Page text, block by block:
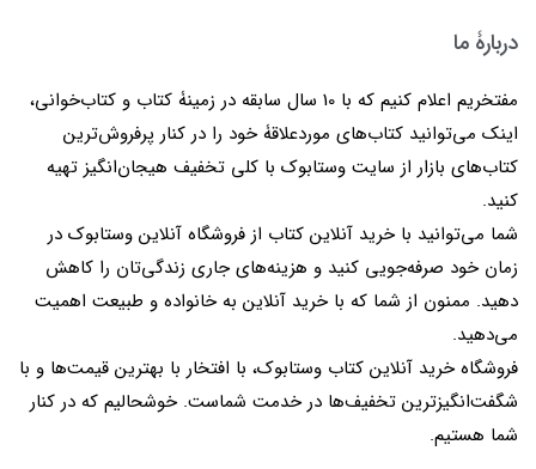
دربارۀ ما
مفتخریم اعلام کنیم که با 10 سال سابقه در زمینۀ کتاب و کتاب‌خوانی،
اینک می‌توانید کتاب‌های موردعلاقۀ خود را در کنار پرفروش‌ترین
کتاب‌های بازار از سایت وستابوک با کلی تخفیف هیجان‌انگیز تهیه
کنید.
شما می‌توانید با خرید آنلاین کتاب از فروشگاه آنلاین وستابوک در
زمان خود صرفه‌جویی کنید و هزینه‌های جاری زندگی‌تان را کاهش
دهید. ممنون از شما که با خرید آنلاین به خانواده و طبیعت اهمیت
می‌دهید.
فروشگاه خرید آنلاین کتاب وستابوک، با افتخار با بهترین قیمت‌ها و با
شگفت‌انگیزترین تخفیف‌ها در خدمت شماست. خوشحالیم که در کنار
شما هستیم.